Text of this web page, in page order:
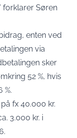
forklarer Søren
enten ved
via
sker
52 %, hvis
%.
fx 40.000 kr.
3.000 kr. i